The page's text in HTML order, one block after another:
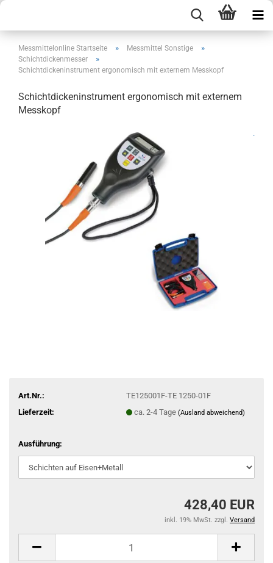
Messmittelonline Startseite » Messmittel Sonstige »
Schichtdickenmesser »
Schichtdickeninstrument ergonomisch mit externem Messkopf
Schichtdickeninstrument ergonomisch mit externem
Messkopf
.
Art.Nr.:
TE125001F-TE 1250-01F
Lieferzeit:
ca. 2-4 Tage (Ausland abweichend)
Ausführung:
428,40 EUR
inkl. 19% MwSt. zzgl. Versand